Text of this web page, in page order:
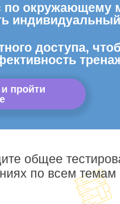
по окружающему
доступа,
пройти
общее
по всем темам